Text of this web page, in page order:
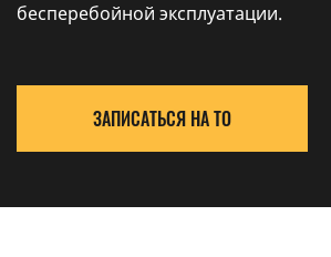
бесперебойной эксплуатации.
ЗАПИСАТЬСЯ НА ТО